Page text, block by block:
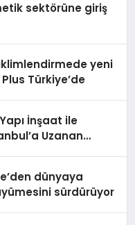
sektörüne giriş
iklimlendirmede yeni
Türkiye’de
İnşaat ile
Uzanan
dünyaya
sürdürüyor